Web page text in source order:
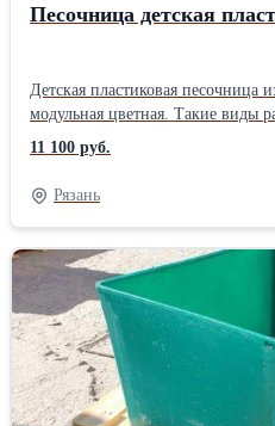
Песочница детская
Детская пластиковая песочница
модульная цветная. Такие виды
привило, имеют форму квадрата
разборной песочницы
огораживают сухой бассейн. Эти
нескольких килограммов, но
самостоятельно собрать
сборка песочницы доставляет
песочницы разноцветные, их
Отличительной особенностью
использование специального
морозоустойчивого материала,
условия применения. Основные
элемента песочницы:
11 100 руб.
Рязань